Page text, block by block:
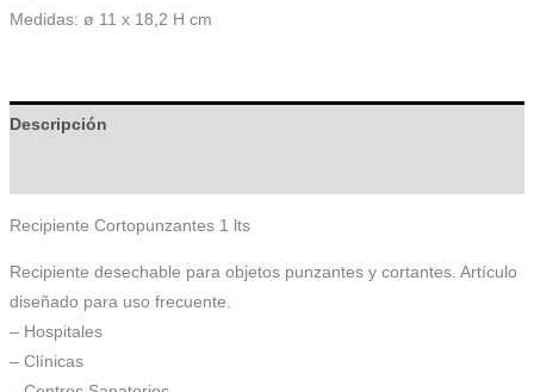
Medidas: ø 11 x 18,2 H cm
Descripción
Recipiente Cortopunzantes 1 lts
Recipiente desechable para objetos punzantes y cortantes. Artículo
diseñado para uso frecuente.
– Hospitales
– Clínicas